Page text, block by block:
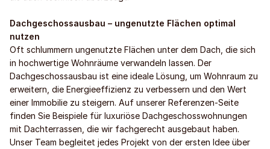
Dachgeschossausbau – ungenutzte Flächen optimal
nutzen
Oft schlummern ungenutzte Flächen unter dem Dach, die sich
in hochwertige Wohnräume verwandeln lassen. Der
Dachgeschossausbau ist eine ideale Lösung, um Wohnraum zu
erweitern, die Energieeffizienz zu verbessern und den Wert
einer Immobilie zu steigern. Auf unserer Referenzen-Seite
finden Sie Beispiele für luxuriöse Dachgeschosswohnungen
mit Dachterrassen, die wir fachgerecht ausgebaut haben.
Unser Team begleitet jedes Projekt von der ersten Idee über